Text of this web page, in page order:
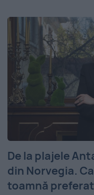
De la plajele
din Norvegia.
toamnă